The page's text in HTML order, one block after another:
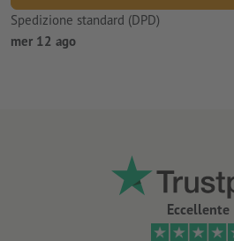
Spedizione standard (DPD)
mer 12 ago
Eccellente